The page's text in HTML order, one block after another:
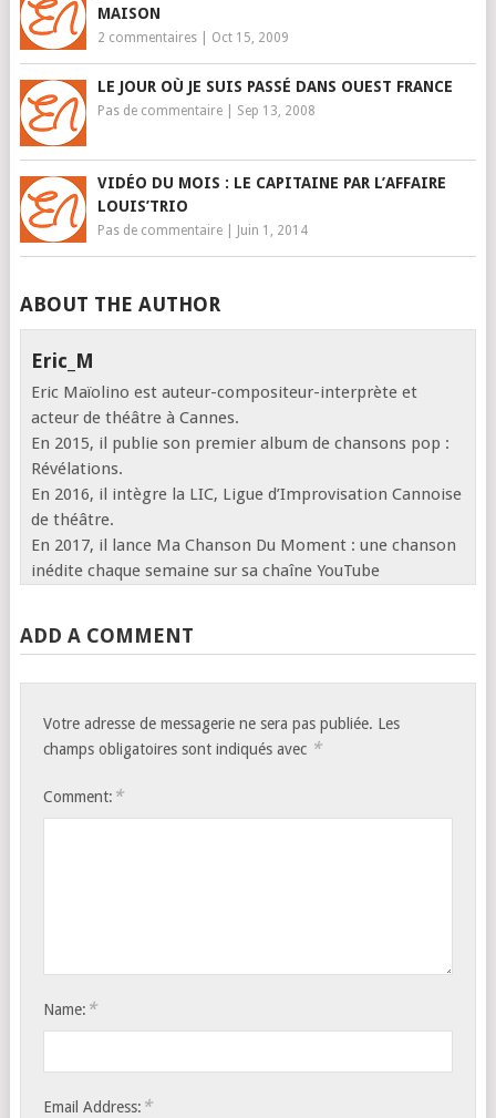
MAISON
2 commentaires| Oct 15, 2009
LE JOUR OÙ JE SUIS PASSÉ DANS OUEST FRANCE
Pas de commentaire| Sep 13, 2008
VIDÉO DU MOIS : LE CAPITAINE PAR L’AFFAIRE
LOUIS’TRIO
Pas de commentaire| Juin 1, 2014
ABOUT THE AUTHOR
Eric_M
Eric Maïolino est auteur-compositeur-interprète et
acteur de théâtre à Cannes.
En 2015, il publie son premier album de chansons pop :
Révélations.
En 2016, il intègre la LIC, Ligue d’Improvisation Cannoise
de théâtre.
En 2017, il lance Ma Chanson Du Moment : une chanson
inédite chaque semaine sur sa chaîne YouTube
ADD A COMMENT
Votre adresse de messagerie ne sera pas publiée. Les
champs obligatoires sont indiqués avec *
Comment: *
Name: *
Email Address: *